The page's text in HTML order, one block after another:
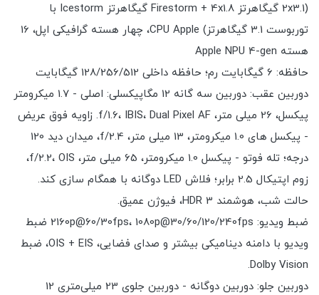
(2x3.1 گیگاهرتز Firestorm + 4x1.8 گیگاهرتز Icestorm با
توربوست 3.1 گیگاهرتز) CPU Apple، چهار هسته گرافیکی اپل، 16
هسته Apple NPU 4-gen
حافظه: 6 گیگابایت رم؛ حافظه داخلی 128/256/512 گیگابایت
دوربین عقب: دوربین سه گانه 12 مگاپیکسلی: اصلی - 1.7 میکرومتر
پیکسل، 26 میلی متر، f/1.6، IBIS، Dual Pixel AF. زاویه فوق عریض
- پیکسل های 1.0 میکرومتر، 13 میلی متر، f/2.4، میدان دید 120
درجه؛ تله فوتو - پیکسل 1.0 میکرومتر، 65 میلی متر، f/2.2، OIS،
زوم اپتیکال 2.5 برابر؛ فلاش LED دوگانه با همگام سازی کند.
حالت شب، هوشمند HDR 3، فیوژن عمیق.
ضبط ویدیو: 2160p@60/30fps، 1080p@30/60/120/240fps ضبط
ویدیو با دامنه دینامیکی بیشتر و صدای فضایی، OIS + EIS، ضبط
Dolby Vision.
دوربین جلو: دوربین دوگانه - دوربین جلوی 23 میلی‌متری 12